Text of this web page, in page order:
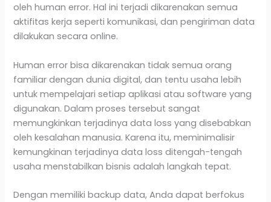
oleh human error. Hal ini terjadi dikarenakan semua
aktifitas kerja seperti komunikasi, dan pengiriman data
dilakukan secara online.
Human error bisa dikarenakan tidak semua orang
familiar dengan dunia digital, dan tentu usaha lebih
untuk mempelajari setiap aplikasi atau software yang
digunakan. Dalam proses tersebut sangat
memungkinkan terjadinya data loss yang disebabkan
oleh kesalahan manusia. Karena itu, meminimalisir
kemungkinan terjadinya data loss ditengah-tengah
usaha menstabilkan bisnis adalah langkah tepat.
Dengan memiliki backup data, Anda dapat berfokus